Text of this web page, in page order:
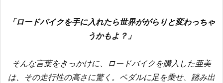
「ロードバイクを手に入れたら世界ががらりと変わっちゃ
うかもよ？」
そんな言葉をきっかけに、ロードバイクを購入した亜美
は、その走行性の高さに驚く。ペダルに足を乗せ、踏み出